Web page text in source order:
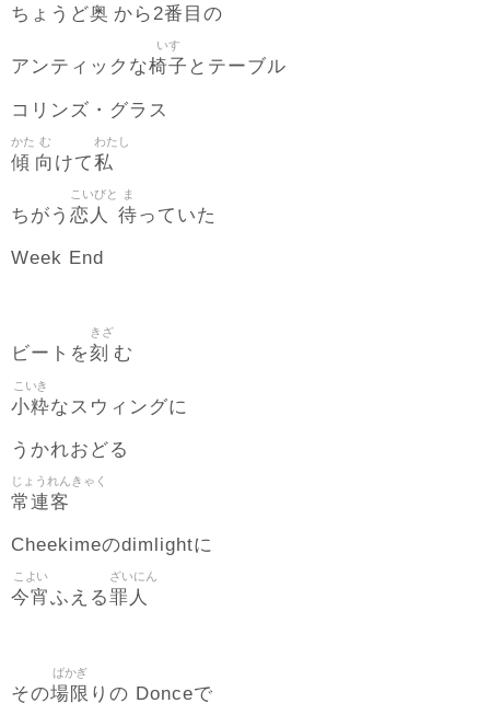
ちょうど奥 から2番目 の
アンティックな椅子
いす
とテーブル
コリンズ・グラス
傾
かた
向
む
けて私
わたし
ちがう 恋人
こいびと
待
ま
っていた
Week End
ビートを刻
きざ
む
小粋
こいき
なスウィングに
うかれおどる
常連客
じょうれんきゃく
Cheekimeのdimlightに
今宵
こよい
ふえる罪人
ざいにん
その場限
ばかぎ
りの Donceで